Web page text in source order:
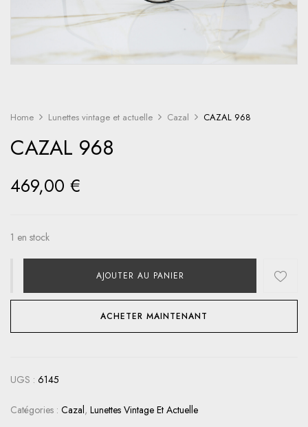
Home Lunettes vintage et actuelle Cazal CAZAL 968
CAZAL 968
469,00 €
1 en stock
AJOUTER AU PANIER
ACHETER MAINTENANT
UGS : 6145
Catégories : Cazal, Lunettes Vintage Et Actuelle